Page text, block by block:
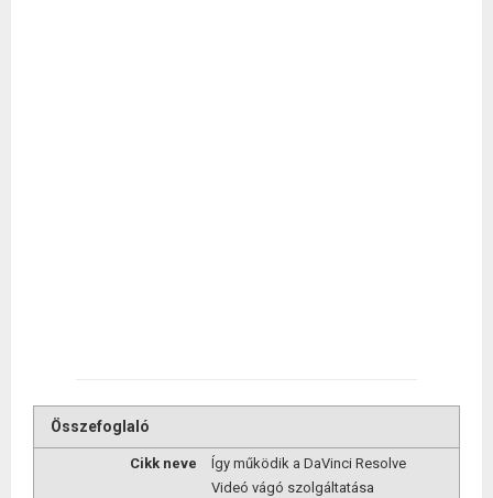
Összefoglaló
Cikk neve
Így működik a DaVinci Resolve
Videó vágó szolgáltatása